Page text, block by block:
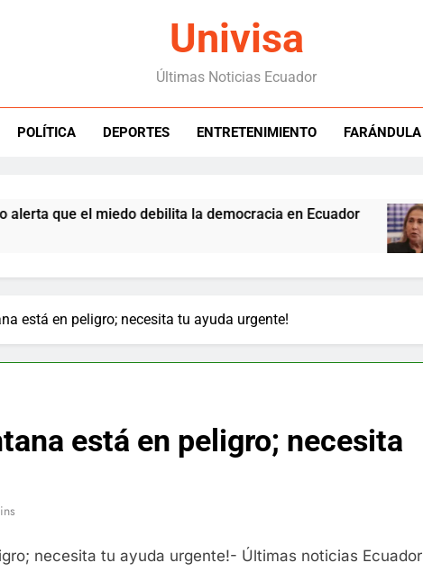
Univisa
Últimas Noticias Ecuador
POLÍTICA DEPORTES ENTRETENIMIENTO FARÁNDULA
que el miedo debilita la democracia en Ecuador
está en peligro; necesita tu ayuda urgente!
está en peligro; necesita